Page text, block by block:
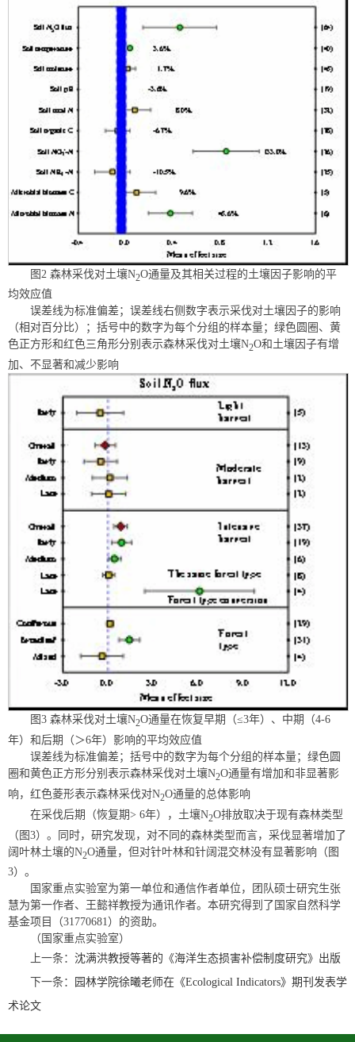
图2 森林采伐对土壤N2O通量及其相关过程的土壤因子影响的平
均效应值
误差线为标准偏差；误差线右侧数字表示采伐对土壤因子的影响
（相对百分比）；括号中的数字为每个分组的样本量；绿色圆圈、黄
色正方形和红色三角形分别表示森林采伐对土壤N2O和土壤因子有增
加、不显著和减少影响
图3 森林采伐对土壤N2O通量在恢复早期（≤3年）、中期（4-6
年）和后期（＞6年）影响的平均效应值
误差线为标准偏差；括号中的数字为每个分组的样本量；绿色圆
圈和黄色正方形分别表示森林采伐对土壤N2O通量有增加和非显著影
响，红色菱形表示森林采伐对N2O通量的总体影响
在采伐后期（恢复期> 6年），土壤N2O排放取决于现有森林类型
（图3）。同时，研究发现，对不同的森林类型而言，采伐显著增加了
阔叶林土壤的N2O通量，但对针叶林和针阔混交林没有显著影响（图
3）。
国家重点实验室为第一单位和通信作者单位，团队硕士研究生张
慧为第一作者、王懿祥教授为通讯作者。本研究得到了国家自然科学
基金项目（31770681）的资助。
（国家重点实验室）
上一条： 沈满洪教授等著的《海洋生态损害补偿制度研究》出版
下一条：
园林学院徐曦老师在《Ecological Indicators》期刊发表学
术论文